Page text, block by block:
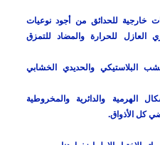
للحدائق من أجود نوعيات
للحرارة والمضاد للتمزق
البلاستيكي والحديدي الخشابي
الهرمية والدائرية والمخروطية
كل الأذواق.